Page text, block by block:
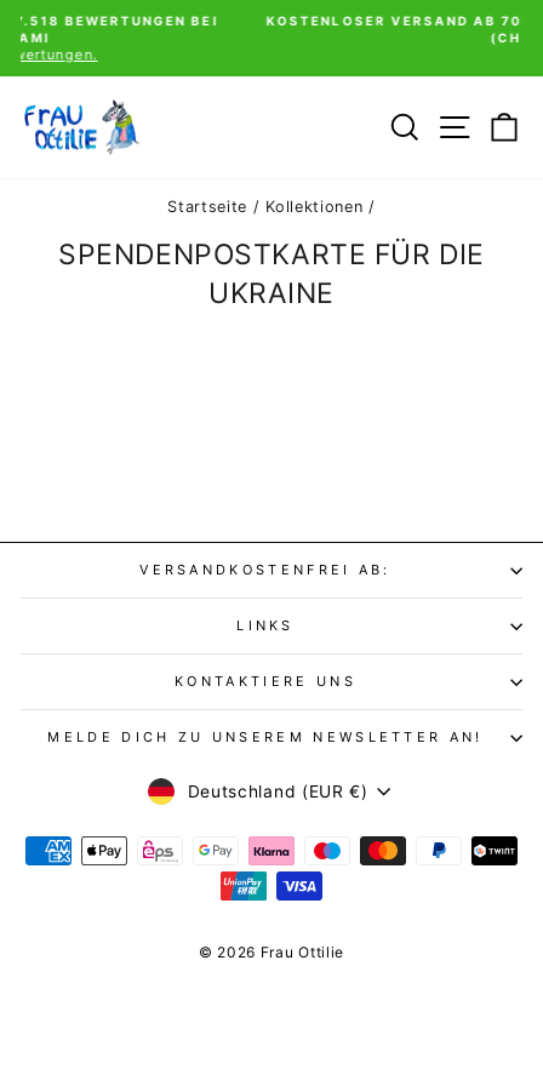
zum
Inhalt
BEI
KOSTENLOSER VERSAND AB 70€ (D) | 100€
SUCHE
Startseite / Kollektionen /
SPENDENPOSTKARTE FÜR DIE
UKRAINE
VERSANDKOSTENFREI AB:
LINKS
KONTAKTIERE UNS
MELDE DICH ZU UNSEREM NEWSLETTER AN!
WÄHRUNG
Deutschland (EUR €)
© 2026 Frau Ottilie